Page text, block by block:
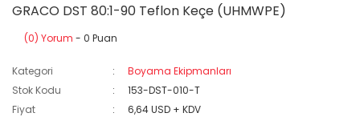
GRACO DST 80:1-90 Teflon Keçe (UHMWPE)
(0) Yorum - 0 Puan
Kategori
Boyama Ekipmanları
Stok Kodu
153-DST-010-T
Fiyat
6,64 USD + KDV